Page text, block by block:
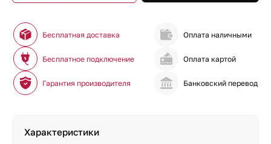
Бесплатная доставка
Бесплатное подключение
Гарантия производителя
Оплата наличными
Оплата картой
Банковский перевод
Характеристики